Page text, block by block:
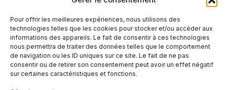
Pour offrir les meilleures expériences, nous utilisons des
technologies telles que les cookies pour stocker et/ou accéder aux
informations des appareils. Le fait de consentir à ces technologies
nous permettra de traiter des données telles que le comportement
de navigation ou les ID uniques sur ce site. Le fait de ne pas
consentir ou de retirer son consentement peut avoir un effet négatif
sur certaines caractéristiques et fonctions.
r
l
e
s
r
i